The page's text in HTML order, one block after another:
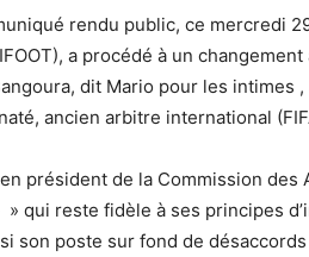
rendu public, ce mercredi
a procédé à un
dit Mario pour les intimes
ancien arbitre international
président de la Commission des
qui reste fidèle à ses principes
son poste sur fond de